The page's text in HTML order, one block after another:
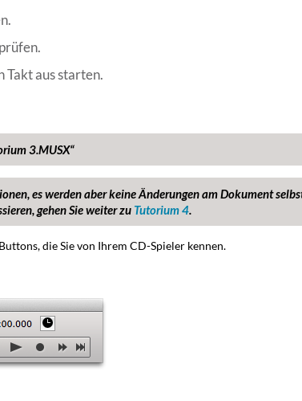
Takt aus starten.
3.MUSX“
es werden aber keine Änderungen am Dokument
gehen Sie weiter zu Tutorium 4.
die Sie von Ihrem CD-Spieler kennen.